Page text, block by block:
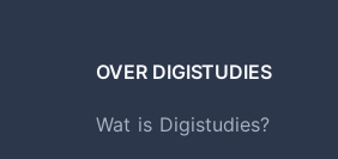
OVER DIGISTUDIES
Wat is Digistudies?